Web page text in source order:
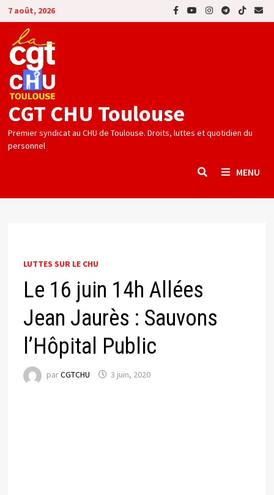
Passer
au
contenu
7 août, 2026
CGT CHU Toulouse
Premier syndicat au CHU de Toulouse. Droits, luttes et quotidien du
personnel
MENU
LUTTES SUR LE CHU
Le 16 juin 14h Allées
Jean Jaurès : Sauvons
l’Hôpital Public
parCGTCHU 3 juin, 2020